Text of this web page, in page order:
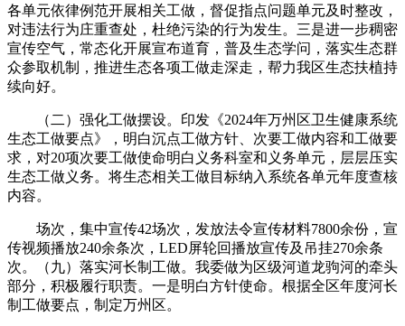
各单元依律例范开展相关工做，督促指点问题单元及时整改，
对违法行为庄重查处，杜绝污染的行为发生。三是进一步稠密
宣传空气，常态化开展宣布道育，普及生态学问，落实生态群
众参取机制，推进生态各项工做走深走，帮力我区生态扶植持
续向好。
（二）强化工做摆设。印发《2024年万州区卫生健康系统
生态工做要点》，明白沉点工做方针、次要工做内容和工做要
求，对20项次要工做使命明白义务科室和义务单元，层层压实
生态工做义务。将生态相关工做目标纳入系统各单元年度查核
内容。
场次，集中宣传42场次，发放法令宣传材料7800余份，宣
传视频播放240余条次，LED屏轮回播放宣传及吊挂270余条
次。（九）落实河长制工做。我委做为区级河道龙驹河的牵头
部分，积极履行职责。一是明白方针使命。根据全区年度河长
制工做要点，制定万州区。